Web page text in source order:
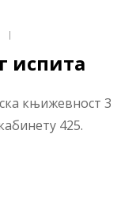
|
испита
књижевност 3
425.